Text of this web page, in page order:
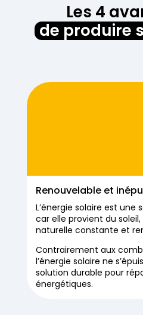
Les 4
de produire
Renouvelable et
L’énergie solaire est une
car elle provient du
naturelle constante et
Contrairement aux
l’énergie solaire ne
solution durable pour
énergétiques.